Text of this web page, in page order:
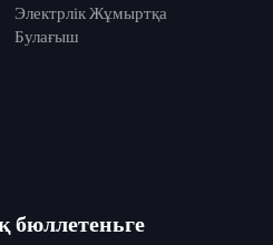
Электрлік Жұмыртқа
Булағыш
бюллетеньге